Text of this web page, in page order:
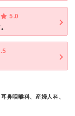
5.0
鼻咽喉科、産婦人科、